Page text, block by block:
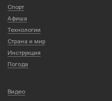
Спорт
Афиша
Технологии
Страна и мир
Инструкция
Погода
Видео